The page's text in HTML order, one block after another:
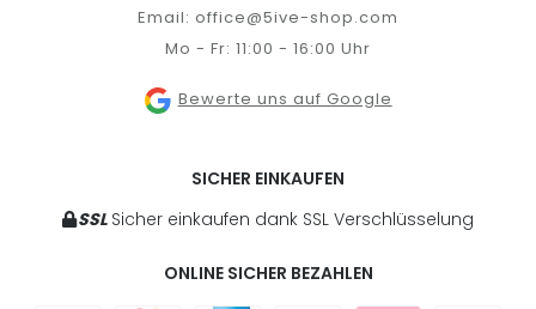
Email: office@5ive-shop.com
Mo - Fr: 11:00 - 16:00 Uhr
Bewerte uns auf Google
SICHER EINKAUFEN
SSL Sicher einkaufen dank SSL Verschlüsselung
ONLINE SICHER BEZAHLEN